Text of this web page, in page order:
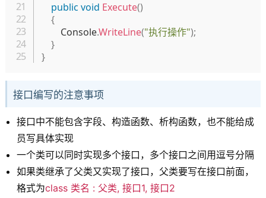
public void Execute()
{
        Console
.WriteLine("执行操作");
}
}
接口编写的注意事项
接口中不能包含字段、构造函数、析构函数，也不能给成
员写具体实现
一个类可以同时实现多个接口，多个接口之间用逗号分隔
如果类继承了父类又实现了接口，父类要写在接口前面，
格式为class 类名 : 父类, 接口1, 接口2